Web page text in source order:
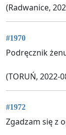
(Radwanice,
#1970
Podręcznik
(TORUŃ, 2022-
#1972
Zgadzam się z